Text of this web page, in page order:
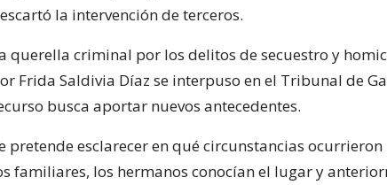
la intervención de terceros.
querella criminal por los delitos de secuestro y
Frida Saldivia Díaz se interpuso en el Tribunal de
busca aportar nuevos antecedentes.
pretende esclarecer en qué circunstancias
familiares, los hermanos conocían el lugar y